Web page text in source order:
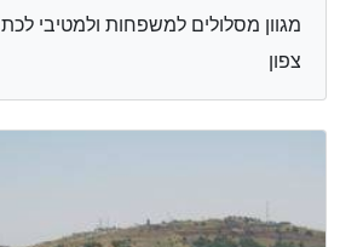
מגוון מסלולים למשפחות ולמטיבי לכת
צפון